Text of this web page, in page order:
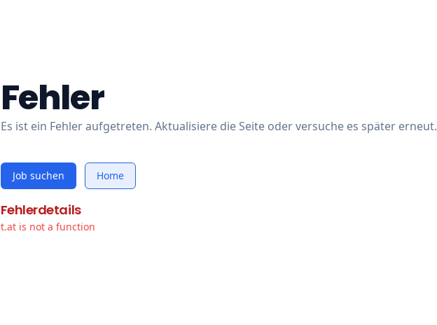
Fehler
Es ist ein Fehler aufgetreten. Aktualisiere die Seite oder versuche es später erneut.
Job suchen Home
Fehlerdetails
t.at is not a function